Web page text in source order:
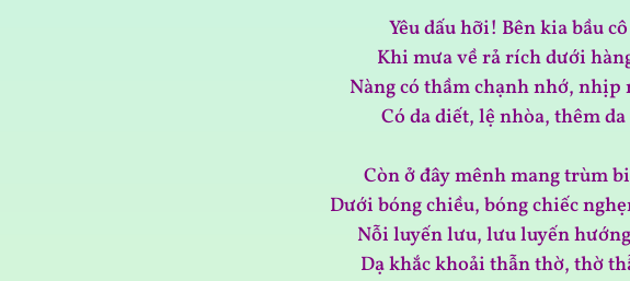
Yêu dấu hỡi! Bên kia bầu
Khi mưa về rả rích dưới
Nàng có thầm chạnh nhớ, nhịp
Có da diết, lệ nhòa, thêm
Còn ở đây mênh mang trùm
Dưới bóng chiều, bóng chiếc
Nỗi luyến lưu, lưu luyến
Dạ khắc khoải thẫn thờ, thờ